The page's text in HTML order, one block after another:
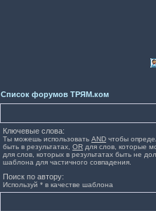
Список форумов ТРЯМ.ком
Ключевые слова:
Ты можешь использовать AND чтобы
быть в результатах, OR для слов, которые
для слов, которых в результатах быть не
шаблона для частичного совпадения.
Поиск по автору:
Используй * в качестве шаблона